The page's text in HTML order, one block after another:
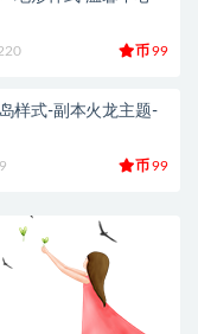
币99
样式-副本火龙主题-
币99